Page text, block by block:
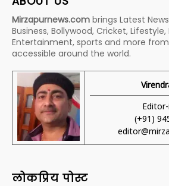
Mirzapurnews.com brings Latest
Business, Bollywood, Cricket,
Entertainment, sports and more
accessible around the world.
(+91)
लोकप्रिय पोस्ट